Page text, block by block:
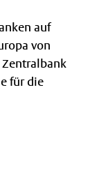
auf
von
Zentralbank
für die